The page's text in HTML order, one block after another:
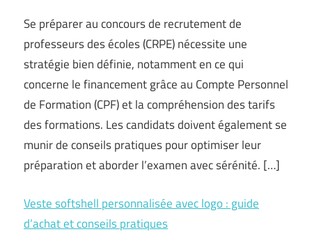
Se préparer au concours de recrutement de
professeurs des écoles (CRPE) nécessite une
stratégie bien définie, notamment en ce qui
concerne le financement grâce au Compte Personnel
de Formation (CPF) et la compréhension des tarifs
des formations. Les candidats doivent également se
munir de conseils pratiques pour optimiser leur
préparation et aborder l’examen avec sérénité. […]
Veste softshell personnalisée avec logo : guide
d’achat et conseils pratiques